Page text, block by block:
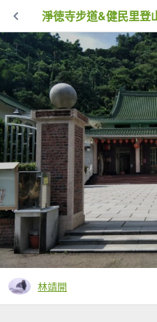
淨徳寺步道&健民里登
林靖開